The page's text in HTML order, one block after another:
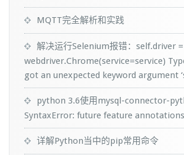
MQTT完全解析和实践
解决运行Selenium报错：self.driver =
webdriver.Chrome(service=service)
got an unexpected keyword argument
python 3.6使用mysql-connector-
SyntaxError: future feature
详解Python当中的pip常用命令